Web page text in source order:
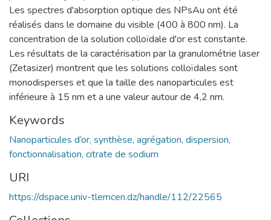
Les spectres d'absorption optique des NPsAu ont été
réalisés dans le domaine du visible (400 à 800 nm). La
concentration de la solution colloïdale d'or est constante.
Les résultats de la caractérisation par la granulométrie laser
(Zetasizer) montrent que les solutions colloïdales sont
monodisperses et que la taille des nanoparticules est
inférieure à 15 nm et a une valeur autour de 4,2 nm.
Keywords
Nanoparticules d’or, synthèse, agrégation, dispersion,
fonctionnalisation, citrate de sodium
URI
https://dspace.univ-tlemcen.dz/handle/112/22565